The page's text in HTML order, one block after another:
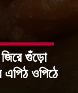
গুঁড়ো
এপিঠ ওপিঠে